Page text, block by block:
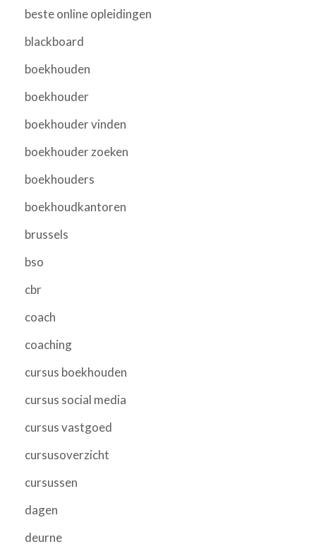
beste online opleidingen
blackboard
boekhouden
boekhouder
boekhouder vinden
boekhouder zoeken
boekhouders
boekhoudkantoren
brussels
bso
cbr
coach
coaching
cursus boekhouden
cursus social media
cursus vastgoed
cursusoverzicht
cursussen
dagen
deurne